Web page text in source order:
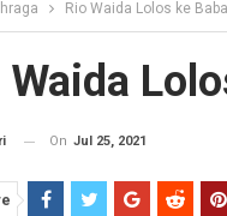
Rio Waida Lolos ke
Waida
On Jul 25, 2021